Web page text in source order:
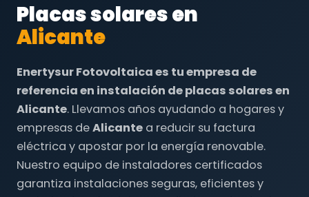
Placas solares en
Alicante
Enertysur Fotovoltaica es tu empresa de
referencia en instalación de placas solares en
Alicante. Llevamos años ayudando a hogares y
empresas deAlicante a reducir su factura
eléctrica y apostar por la energía renovable.
Nuestro equipo de instaladores certificados
garantiza instalaciones seguras, eficientes y